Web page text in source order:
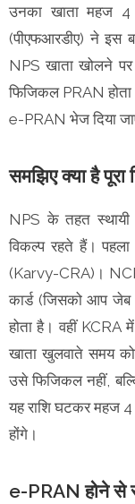
उनका खाता महज 4
(पीएफआरडीए) ने इस
NPS खाता खोलने
फिजिकल PRAN
e-PRAN भेज दिया
समझिए क्या है
NPS के तहत स्थायी
विकल्प रहते हैं।
(Karvy-CRA)।
कार्ड (जिसको आप
होता है। वहीं
खाता खुलवाते समय
उसे फिजिकल नहीं,
यह राशि घटकर महज
होंगे।
e-PRAN होने से